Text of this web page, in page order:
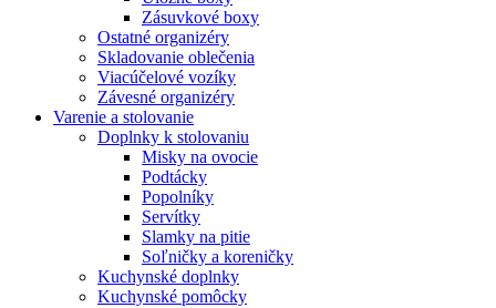
Zásuvkové boxy
Ostatné organizéry
Skladovanie oblečenia
Viacúčelové vozíky
Závesné organizéry
Varenie a stolovanie
Doplnky k stolovaniu
Misky na ovocie
Podtácky
Popolníky
Servítky
Slamky na pitie
Soľničky a koreničky
Kuchynské doplnky
Kuchynské pomôcky